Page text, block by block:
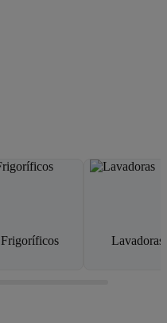
Frigoríficos Lavadoras